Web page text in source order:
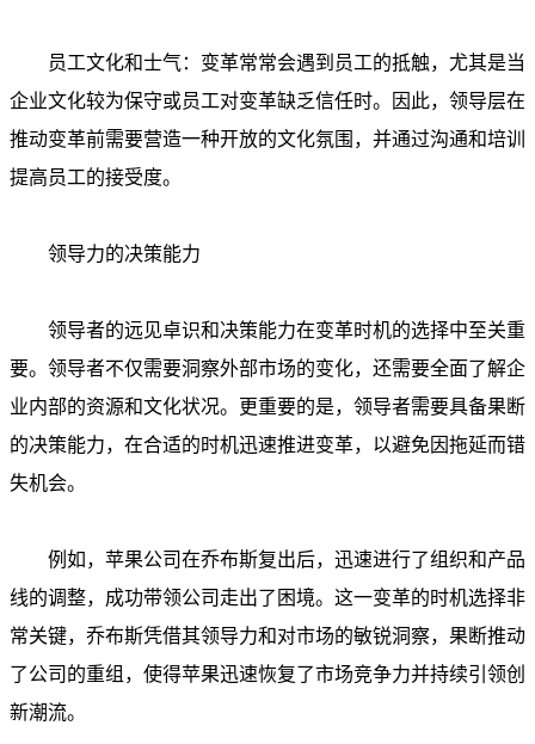
员工文化和士气：变革常常会遇到员工的抵触，尤其是当
企业文化较为保守或员工对变革缺乏信任时。因此，领导层在
推动变革前需要营造一种开放的文化氛围，并通过沟通和培训
提高员工的接受度。
领导力的决策能力
领导者的远见卓识和决策能力在变革时机的选择中至关重
要。领导者不仅需要洞察外部市场的变化，还需要全面了解企
业内部的资源和文化状况。更重要的是，领导者需要具备果断
的决策能力，在合适的时机迅速推进变革，以避免因拖延而错
失机会。
例如，苹果公司在乔布斯复出后，迅速进行了组织和产品
线的调整，成功带领公司走出了困境。这一变革的时机选择非
常关键，乔布斯凭借其领导力和对市场的敏锐洞察，果断推动
了公司的重组，使得苹果迅速恢复了市场竞争力并持续引领创
新潮流。